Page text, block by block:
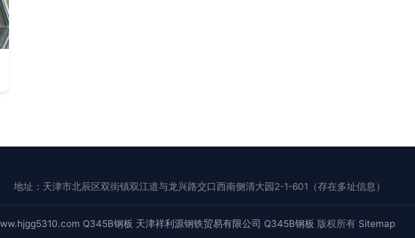
地址：天津市北辰区双街镇双江道与龙兴路交口西南侧清大园2-1-601（存在多址信息）
Q345B钢板 天津祥利源钢铁贸易有限公司 Q345B钢板 版权所有 Sitemap